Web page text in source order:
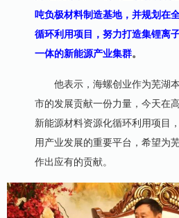
吨负极材料制造基地，并规划在
循环利用项目，努力打造集锂离
一体的新能源产业集群。
他表示，海螺创业作为芜湖本
市的发展贡献一份力量，今天在
新能源材料资源化循环利用项目
用产业发展的重要平台，希望为
作出应有的贡献。